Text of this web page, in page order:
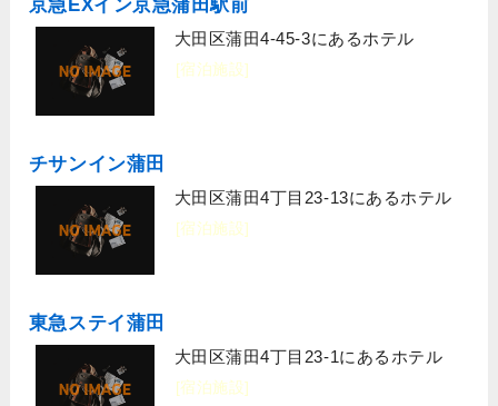
京急EXイン京急蒲田駅前
大田区蒲田4-45-3にあるホテル
[宿泊施設]
チサンイン蒲田
大田区蒲田4丁目23-13にあるホテル
[宿泊施設]
東急ステイ蒲田
大田区蒲田4丁目23-1にあるホテル
[宿泊施設]